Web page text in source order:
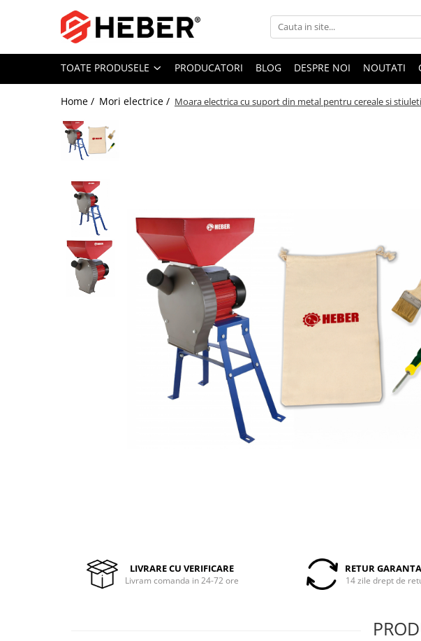
Toate Produsele
Mixere cu bol
Pompe de apa
Pompe submersibile
Pompe apa de suprafata
Hidrofor cu pompa submersibila
Pompe de stropit
Pompe de stropit electrice
Motoare electrice
TOATE PRODUSELE PRODUCATORI BLOG DESPRE NOI NOUTATI
Home / Mori electrice / Moara electrica cu suport din metal pentru cereale si
LIVRARE CU VERIFICARE
Livram comanda in 24-72 ore
RETUR
14 zile drept de